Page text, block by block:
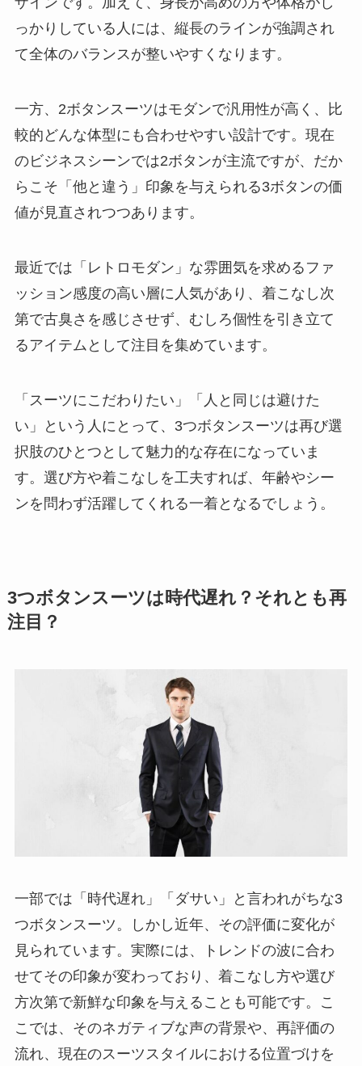
っかりしている人には、縦長のラインが強調され
て全体のバランスが整いやすくなります。
一方、2ボタンスーツはモダンで汎用性が高く、比
較的どんな体型にも合わせやすい設計です。現在
のビジネスシーンでは2ボタンが主流ですが、だか
らこそ「他と違う」印象を与えられる3ボタンの価
値が見直されつつあります。
最近では「レトロモダン」な雰囲気を求めるファ
ッション感度の高い層に人気があり、着こなし次
第で古臭さを感じさせず、むしろ個性を引き立て
るアイテムとして注目を集めています。
「スーツにこだわりたい」「人と同じは避けた
い」という人にとって、3つボタンスーツは再び選
択肢のひとつとして魅力的な存在になっていま
す。選び方や着こなしを工夫すれば、年齢やシー
ンを問わず活躍してくれる一着となるでしょう。
3つボタンスーツは時代遅れ？それとも再
注目？
一部では「時代遅れ」「ダサい」と言われがちな3
つボタンスーツ。しかし近年、その評価に変化が
見られています。実際には、トレンドの波に合わ
せてその印象が変わっており、着こなし方や選び
方次第で新鮮な印象を与えることも可能です。こ
こでは、そのネガティブな声の背景や、再評価の
流れ、現在のスーツスタイルにおける位置づけを